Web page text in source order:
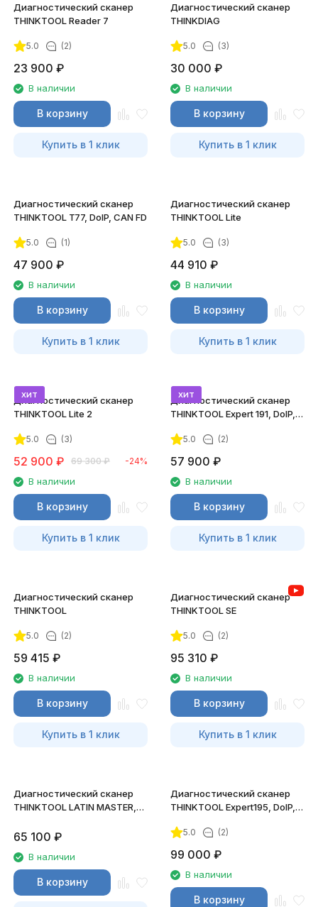
Диагностический сканер
THINKTOOL Reader 7
5.0 (2)
23 900 ₽
В наличии
В корзину
Купить в 1 клик
Диагностический сканер
THINKDIAG
5.0 (3)
30 000 ₽
В наличии
В корзину
Купить в 1 клик
Диагностический сканер
THINKTOOL T77, DoIP, CAN FD
5.0 (1)
47 900 ₽
В наличии
В корзину
Купить в 1 клик
Диагностический сканер
THINKTOOL Lite
5.0 (3)
44 910 ₽
В наличии
В корзину
Купить в 1 клик
хит
Диагностический сканер
THINKTOOL Lite 2
5.0 (3)
52 900 ₽ 69 300 ₽ -24%
В наличии
В корзину
Купить в 1 клик
хит
Диагностический сканер
THINKTOOL Expert 191, DoIP,
5.0 (2)
57 900 ₽
В наличии
В корзину
Купить в 1 клик
Диагностический сканер
THINKTOOL
5.0 (2)
59 415 ₽
В наличии
В корзину
Купить в 1 клик
Диагностический сканер
THINKTOOL SE
5.0 (2)
95 310 ₽
В наличии
В корзину
Купить в 1 клик
Диагностический сканер
THINKTOOL LATIN MASTER,
65 100 ₽
В наличии
В корзину
Диагностический сканер
THINKTOOL Expert195, DoIP,
5.0 (2)
99 000 ₽
В наличии
В корзину